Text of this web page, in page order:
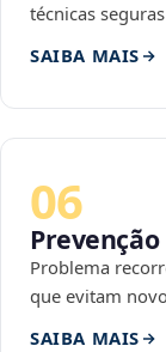
técnicas
SAIBA MAIS
06
Problema
que evitam
SAIBA MAIS